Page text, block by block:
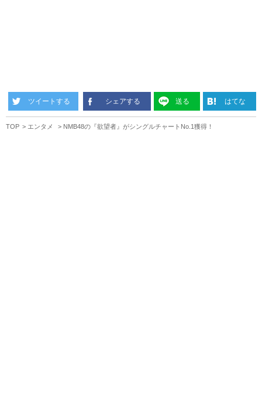
ツイートする シェアする 送る はてな
TOP エンタメ NMB48の『欲望者』がシングルチャートNo.1獲得！